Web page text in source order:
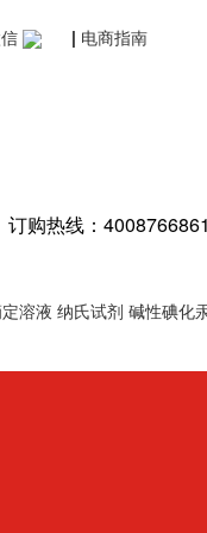
| 电商指南
订购热线：4008766861
溶液 纳氏试剂 碱性碘化